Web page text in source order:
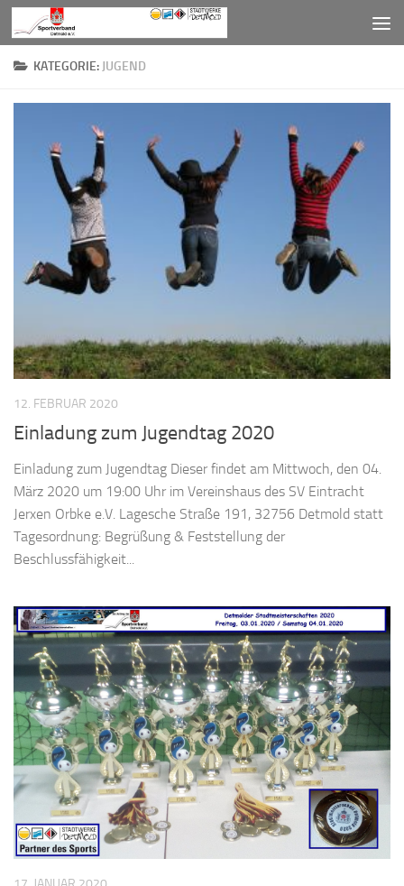
Zum Inhalt springen
KATEGORIE: JUGEND
12. FEBRUAR 2020
Einladung zum Jugendtag 2020
Einladung zum Jugendtag Dieser findet am Mittwoch, den 04.
März 2020 um 19:00 Uhr im Vereinshaus des SV Eintracht
Jerxen Orbke e.V. Lagesche Straße 191, 32756 Detmold statt
Tagesordnung: Begrüßung & Feststellung der
Beschlussfähigkeit...